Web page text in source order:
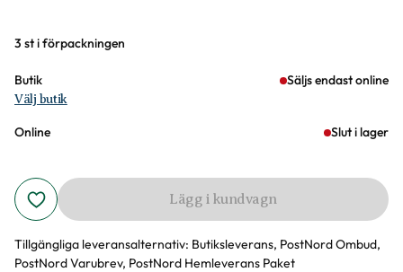
Varianter
3 st i förpackningen
Butik Säljs endast online
Välj butik
Online Slut i lager
Lägg i kundvagn
Tillgängliga leveransalternativ: Butiksleverans, PostNord Ombud,
PostNord Varubrev, PostNord Hemleverans Paket